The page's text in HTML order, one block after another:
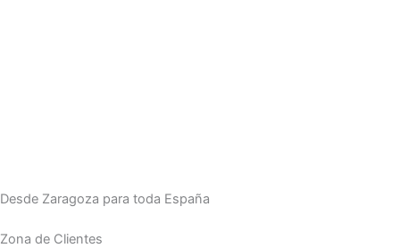
Desde Zaragoza para toda España
Zona de Clientes